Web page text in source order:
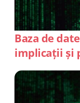
Baza de
implicații și